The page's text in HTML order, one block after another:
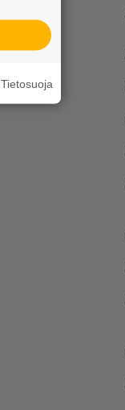
Tietosuoja